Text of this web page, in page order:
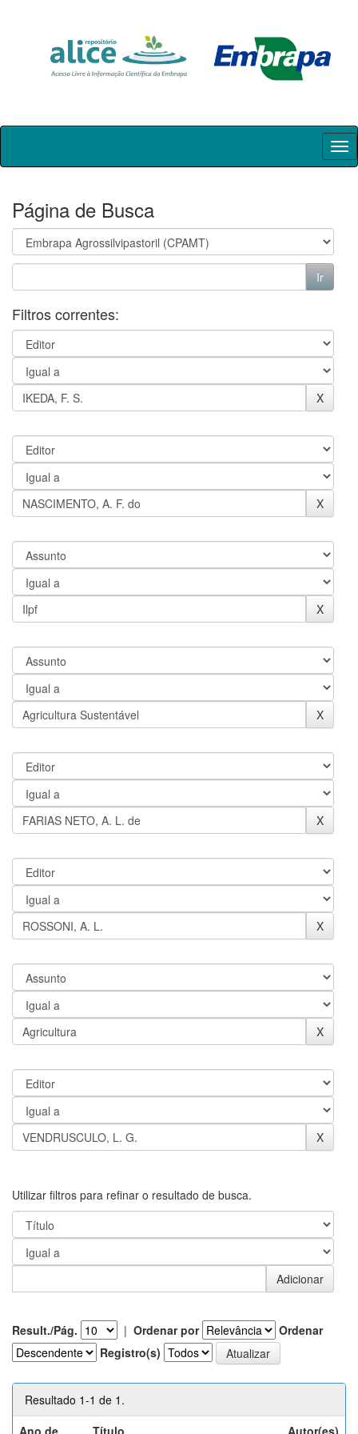
Skip
Página de Busca
Filtros correntes:
Utilizar filtros para refinar o resultado de busca.
Result./Pág. | Ordenar por
Ordenar
Registro(s)
Resultado 1-1 de 1.
Ano de
Título Autor(es)